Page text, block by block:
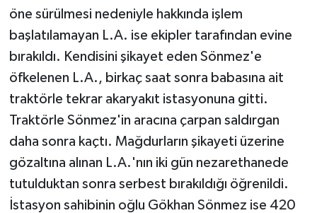
öne sürülmesi nedeniyle hakkında işlem
başlatılamayan L.A. ise ekipler tarafından evine
bırakıldı. Kendisini şikayet eden Sönmez'e
öfkelenen L.A., birkaç saat sonra babasına ait
traktörle tekrar akaryakıt istasyonuna gitti.
Traktörle Sönmez'in aracına çarpan saldırgan
daha sonra kaçtı. Mağdurların şikayeti üzerine
gözaltına alınan L.A.'nın iki gün nezarethanede
tutulduktan sonra serbest bırakıldığı öğrenildi.
İstasyon sahibinin oğlu Gökhan Sönmez ise 420